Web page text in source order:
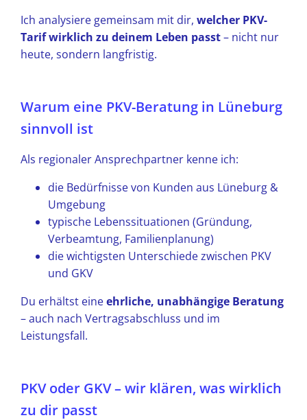
Ich analysiere gemeinsam mit dir, welcher PKV-
Tarif wirklich zu deinem Leben passt– nicht nur
heute, sondern langfristig.
Warum eine PKV-Beratung in Lüneburg
sinnvoll ist
Als regionaler Ansprechpartner kenne ich:
die Bedürfnisse von Kunden aus Lüneburg &
Umgebung
typische Lebenssituationen (Gründung,
Verbeamtung, Familienplanung)
die wichtigsten Unterschiede zwischen PKV
und GKV
Du erhältst eineehrliche, unabhängige Beratung
– auch nach Vertragsabschluss und im
Leistungsfall.
PKV oder GKV – wir klären, was wirklich
zu dir passt